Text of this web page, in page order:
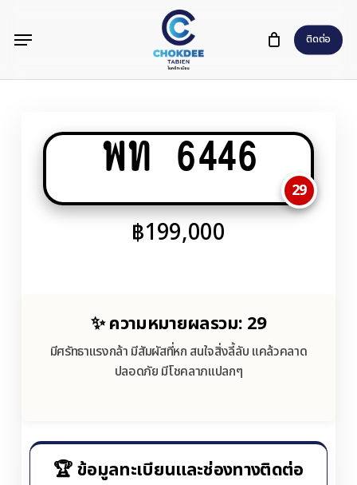
content
ติดต่อ
Menu
พท 6446
29
฿199,000
✨ ความหมายผลรวม: 29
มีศรัทธาแรงกล้า มีสัมผัสที่หก สนใจสิ่งลี้ลับ แคล้วคลาด
ปลอดภัย มีโชคลาภแปลกๆ
🏆 ข้อมูลทะเบียนและช่องทางติดต่อ